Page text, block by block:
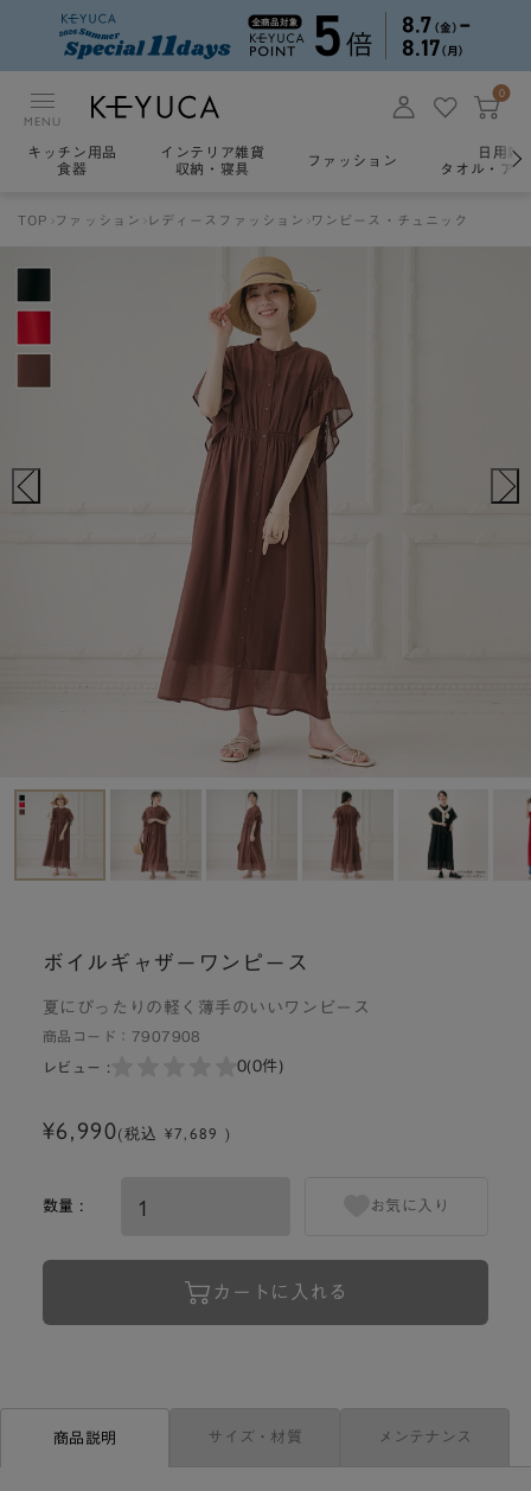
MENU
0
キッチン用品
食器
インテリア雑貨
収納・寝具
ファッション
日用雑
タオル・ア
TOP ファッション レディースファッション ワンピース・チュニック
ボイルギャザーワンピース
夏にぴったりの軽く薄手のいいワンピース
商品コード： 7907908
レビュー : 0(0件)
¥6,990(税込 ¥7,689 )
数量 :
カートに入れる
お気に入り
商品説明 サイズ・材質 メンテナンス